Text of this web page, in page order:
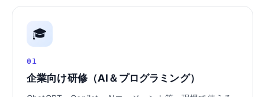
🎓
01
企業向け研修（AI＆プログラミング）